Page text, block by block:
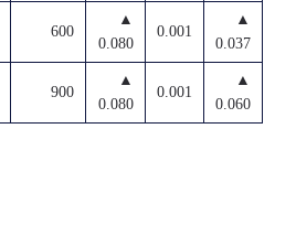
600
▲
0.080
0.001
▲
0.037
900
▲
0.080
0.001
▲
0.060